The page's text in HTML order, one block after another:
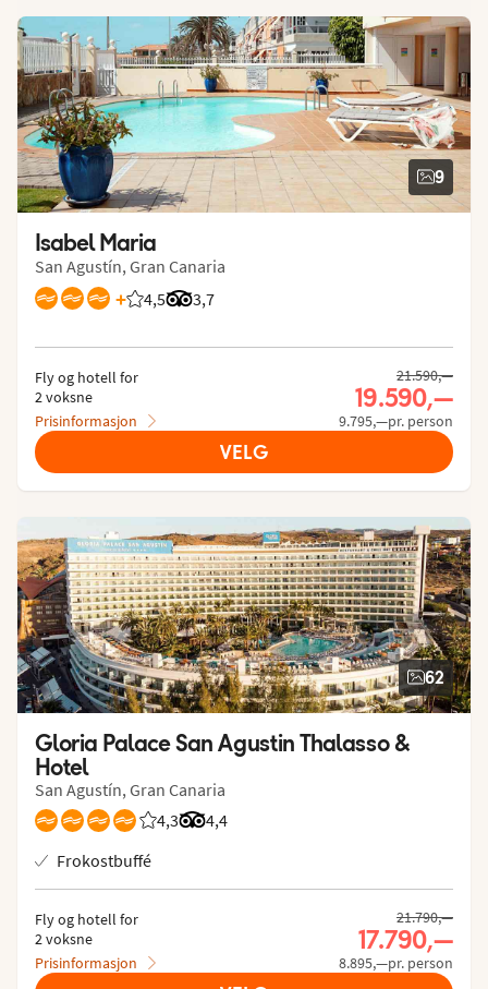
9
Isabel Maria
San Agustín, Gran Canaria
+ 4,5
Vurdering fra Vings gjester: 4.542/5
3,7
Vurdering fra Tripadvisor: 3.7 of 5
Fly og hotell for
2 voksne
Prisinformasjon
21.590,—
19.590,—
9.795,—pr. person
VELG
62
Gloria Palace San Agustin Thalasso &
Hotel
San Agustín, Gran Canaria
4,3
Vurdering fra Vings gjester: 4.269/5
4,4
Vurdering fra Tripadvisor: 4.4 of 5
Frokostbuffé
Fly og hotell for
2 voksne
Prisinformasjon
21.790,—
17.790,—
8.895,—pr. person